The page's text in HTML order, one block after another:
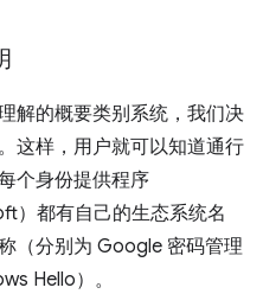
解的概要类别系统，我们决
这样，用户就可以知道通行
个身份提供程序
）都有自己的生态系统名
（分别为 Google 密码管理
Hello）。